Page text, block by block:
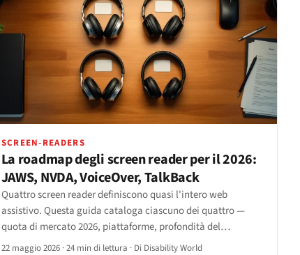
SCREEN-READERS
La roadmap degli screen reader per il 2026:
JAWS, NVDA, VoiceOver, TalkBack
Quattro screen reader definiscono quasi l'intero web
assistivo. Questa guida cataloga ciascuno dei quattro —
quota di mercato 2026, piattaforme, profondità del
supporto ARIA 1.3, caratteristiche distintive, limiti noti e
22 maggio 2026 ·24 min di lettura · Di Disability World